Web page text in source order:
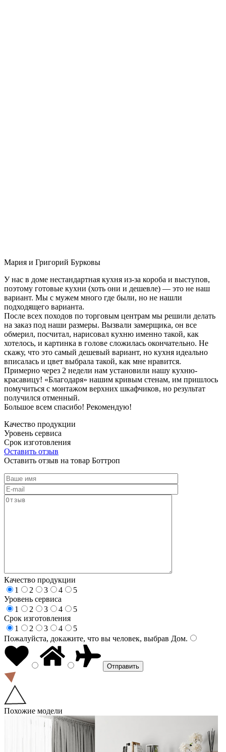
Мария и Григорий Бурковы
У нас в доме нестандартная кухня из-за короба и выступов,
поэтому готовые кухни (хоть они и дешевле) — это не наш
вариант. Мы с мужем много где были, но не нашли
подходящего варианта.
После всех походов по торговым центрам мы решили делать
на заказ под наши размеры. Вызвали замерщика, он все
обмерил, посчитал, нарисовал кухню именно такой, как
хотелось, и картинка в голове сложилась окончательно. Не
скажу, что это самый дешевый вариант, но кухня идеально
вписалась и цвет выбрала такой, как мне нравится.
Примерно через 2 недели нам установили нашу кухню-
красавицу! «Благодаря» нашим кривым стенам, им пришлось
помучиться с монтажом верхних шкафчиков, но результат
получился отменный.
Большое всем спасибо! Рекомендую!
Качество продукции
Уровень сервиса
Срок изготовления
Оставить отзыв
Оставить отзыв на товар Боттроп
Качество продукции
1
2 3 4
5
Уровень сервиса
1
2 3 4
5
Срок изготовления
1
2 3 4
5
Пожалуйста, докажите, что вы человек, выбрав Дом.
Похожие модели